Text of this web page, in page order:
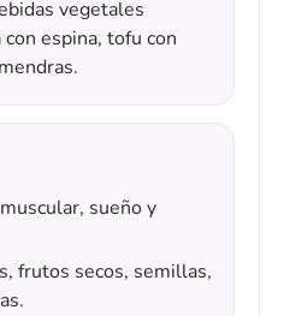
vegetales
espina, tofu con
sueño y
frutos secos, semillas,